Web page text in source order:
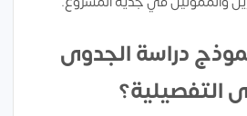
دراسة الجدوى
التفصيلية؟